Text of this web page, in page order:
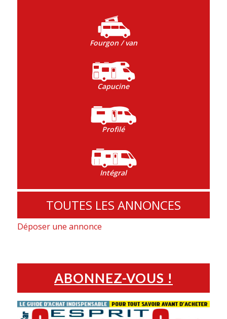
Fourgon / van
Capucine
Profilé
Intégral
TOUTES LES ANNONCES
Déposer une annonce
ABONNEZ-VOUS !